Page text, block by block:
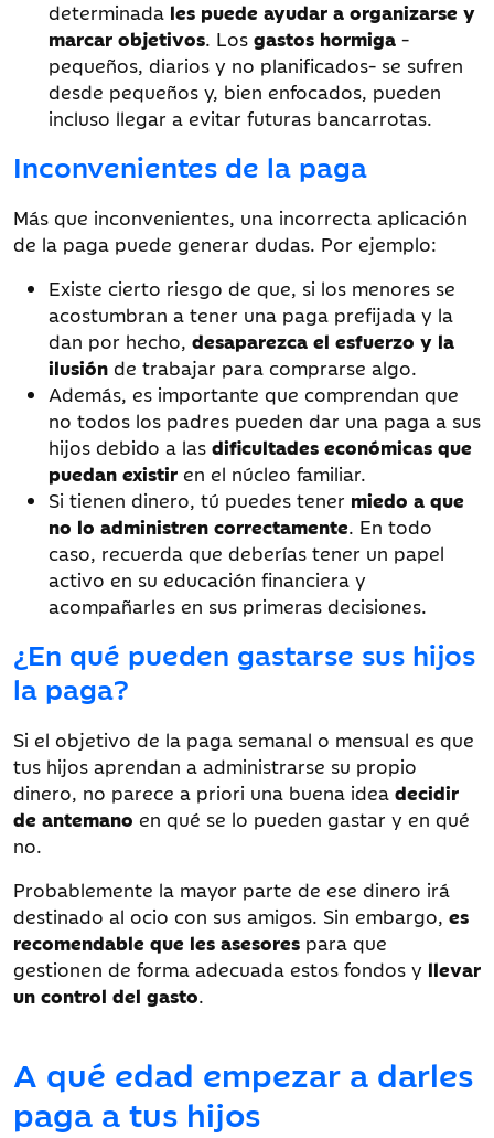
determinada les puede ayudar a organizarse y
marcar objetivos. Los gastos hormiga -
pequeños, diarios y no planificados- se sufren
desde pequeños y, bien enfocados, pueden
incluso llegar a evitar futuras bancarrotas.
Inconvenientes de la paga
Más que inconvenientes, una incorrecta aplicación
de la paga puede generar dudas. Por ejemplo:
Existe cierto riesgo de que, si los menores se
acostumbran a tener una paga prefijada y la
dan por hecho, desaparezca el esfuerzo y la
ilusión de trabajar para comprarse algo.
Además, es importante que comprendan que
no todos los padres pueden dar una paga a sus
hijos debido a las dificultades económicas que
puedan existir en el núcleo familiar.
Si tienen dinero, tú puedes tener miedo a que
no lo administren correctamente. En todo
caso, recuerda que deberías tener un papel
activo en su educación financiera y
acompañarles en sus primeras decisiones.
¿En qué pueden gastarse sus hijos
la paga?
Si el objetivo de la paga semanal o mensual es que
tus hijos aprendan a administrarse su propio
dinero, no parece a priori una buena idea decidir
de antemano en qué se lo pueden gastar y en qué
no.
Probablemente la mayor parte de ese dinero irá
destinado al ocio con sus amigos. Sin embargo, es
recomendable que les asesores para que
gestionen de forma adecuada estos fondos y llevar
un control del gasto.
A qué edad empezar a darles
paga a tus hijos